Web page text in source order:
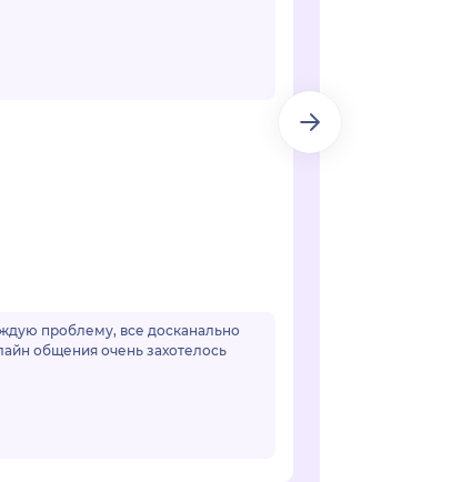
проблему, все досканально
общения очень захотелось